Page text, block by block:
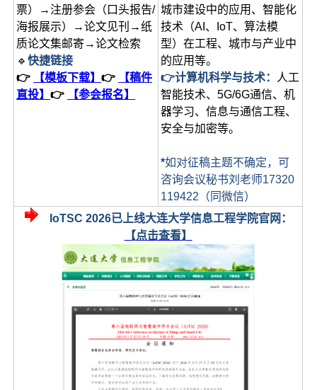
票）→注册参会（口头报告/
海报展示）→论文见刊→纸
质论文集邮寄→论文检索
🔹快捷链接
👉
【模板下载】👉
【稿件
直投】👉 【参会报名】
城市建设中的应用、智能化
技术（AI、IoT、算法模
型）在工程、城市与产业中
的应用等。
👉计算机科学与技术：
人工
智能技术、5G/6G通信、机
器学习、信息与通信工程、
安全与加密等。
*如对征稿主题不确定，可
咨询会议秘书刘老师17320
119422（同微信）
IoTSC 2026已上线大连大学信息工程学院官网：
【点击查看】